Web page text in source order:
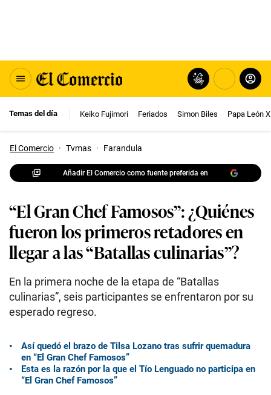
Temas del día Keiko Fujimori Feriados Simon Biles Papa León
El Comercio · Tvmas · Farandula
Añadir El Comercio como fuente preferida en
“El Gran Chef Famosos”: ¿Quiénes
fueron los primeros retadores en
llegar a las “Batallas culinarias”?
En la primera noche de la etapa de “Batallas
culinarias”, seis participantes se enfrentaron por su
esperado regreso.
Así quedó el brazo de Tilsa Lozano tras sufrir quemadura
en “El Gran Chef Famosos”
Esta es la razón por la que el Tío Lenguado no participa en
“El Gran Chef Famosos”